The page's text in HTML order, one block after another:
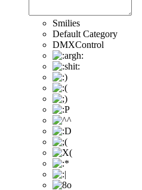
Smilies
Default Category
DMXControl